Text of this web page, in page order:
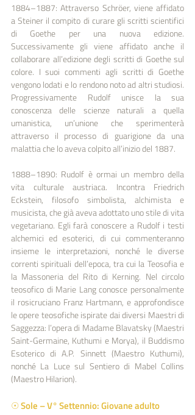
1884–1887: Attraverso Schröer, viene affidato
a Steiner il compito di curare gli scritti scientifici
di Goethe per una nuova edizione.
Successivamente gli viene affidato anche il
collaborare all’edizione degli scritti di Goethe sul
colore. I suoi commenti agli scritti di Goethe
vengono lodati e lo rendono noto ad altri studiosi.
Progressivamente Rudolf unisce la sua
conoscenza delle scienze naturali a quella
umanistica, un’unione che sperimenterà
attraverso il processo di guarigione da una
malattia che lo aveva colpito all’inizio del 1887.
1888–1890: Rudolf è ormai un membro della
vita culturale austriaca. Incontra Friedrich
Eckstein, filosofo simbolista, alchimista e
musicista, che già aveva adottato uno stile di vita
vegetariano. Egli farà conoscere a Rudolf i testi
alchemici ed esoterici, di cui commenteranno
insieme le interpretazioni, nonché le diverse
correnti spirituali dell’epoca, tra cui la Teosofia e
la Massoneria del Rito di Kerning. Nel circolo
teosofico di Marie Lang conosce personalmente
il rosicruciano Franz Hartmann, e approfondisce
le opere teosofiche ispirate dai diversi Maestri di
Saggezza: l’opera di Madame Blavatsky (Maestri
Saint-Germaine, Kuthumi e Morya), il Buddismo
Esoterico di A.P. Sinnett (Maestro Kuthumi),
nonché La Luce sul Sentiero di Mabel Collins
(Maestro Hilarion).
☉ Sole – V° Settennio: Giovane adulto